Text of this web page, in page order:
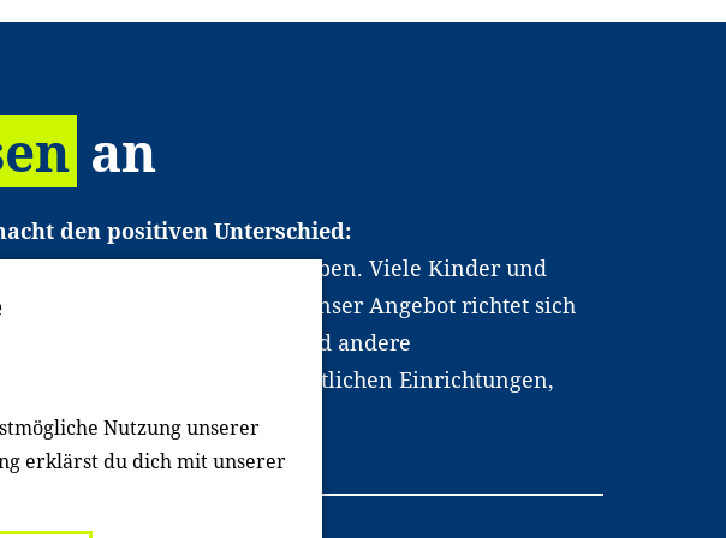
an
den positiven Unterschied:
einem erfolgreichen Berufsleben. Viele Kinder und
Schwierigkeiten dabei. Unser Angebot richtet sich
Lehrer*innen und andere
mit Ministerien, wissenschaftlichen Einrichtungen,
zusammen.
Nutzung unserer
erklärst du dich mit unserer